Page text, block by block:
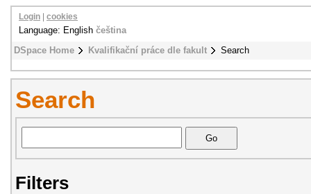
DSpace Home Kvalifikační práce dle fakult Search
Login cookies
Language: English čeština
Search
Filters